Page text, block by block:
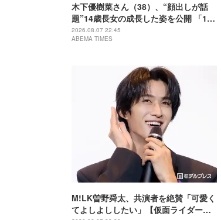
木下優樹菜さん（38）、“顔出しが話
題”14歳長女の成長した姿を公開 「14
歳とは思えぬオトナっぽさ」「優樹菜
ちゃんにそっくりすぎる」など反響
2026.08.07 22:45
ABEMA TIMES
M!LK曽野舜太、共演者を絶賛「可愛く
てよしよししたい」【仮面ライダーゼ